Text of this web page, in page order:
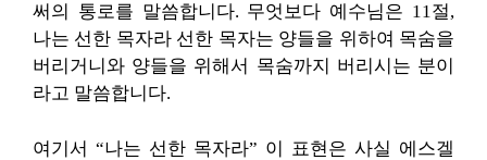
써의 통로를 말씀합니다. 무엇보다 예수님은 11절,
나는 선한 목자라 선한 목자는 양들을 위하여 목숨을
버리거니와 양들을 위해서 목숨까지 버리시는 분이
라고 말씀합니다.
여기서 “나는 선한 목자라” 이 표현은 사실 에스겔